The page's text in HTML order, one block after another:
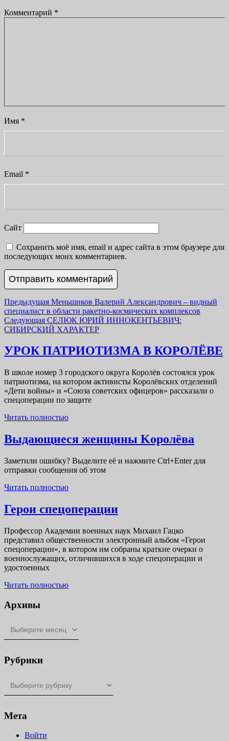
Комментарий *
Имя *
Email *
Сайт
Сохранить моё имя, email и адрес сайта в этом браузере для
последующих моих комментариев.
Навигация
по
записям
Предыдущая Previous
post:
Меньшиков Валерий Александрович – видный
специалист в области ракетно-космических комплексов
Следующая Next
post:
СЕЛЮК ЮРИЙ ИННОКЕНТЬЕВИЧ:
СИБИРСКИЙ ХАРАКТЕР
УРОК ПАТРИОТИЗМА В КОРОЛЁВЕ
В школе номер 3 городского округа Королёв состоялся урок
патриотизма, на котором активисты Королёвских отделений
«Дети войны» и «Союза советских офицеров» рассказали о
спецоперации по защите
Читать полностьюЧитать
Выдающиеся женщины Kоролёва
Заметили ошибку? Выделите её и нажмите Ctrl+Enter для
отправки сообщения об этом
Читать полностьюЧитать
Герои спецоперацииГерои
Профессор Академии военных наук Михаил Гацко
представил общественности электронный альбом «Герои
спецоперации», в котором им собраны краткие очерки о
военнослужащих, отличившихся в ходе спецоперации и
удостоенных
Читать полностьюЧитать
Архивы
Рубрики
Мета
Войти